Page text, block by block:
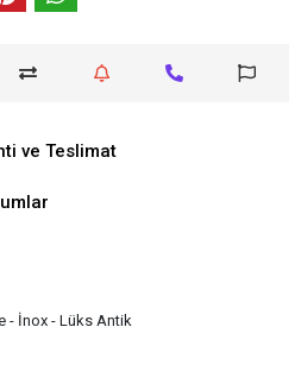
ve Teslimat
- İnox - Lüks Antik